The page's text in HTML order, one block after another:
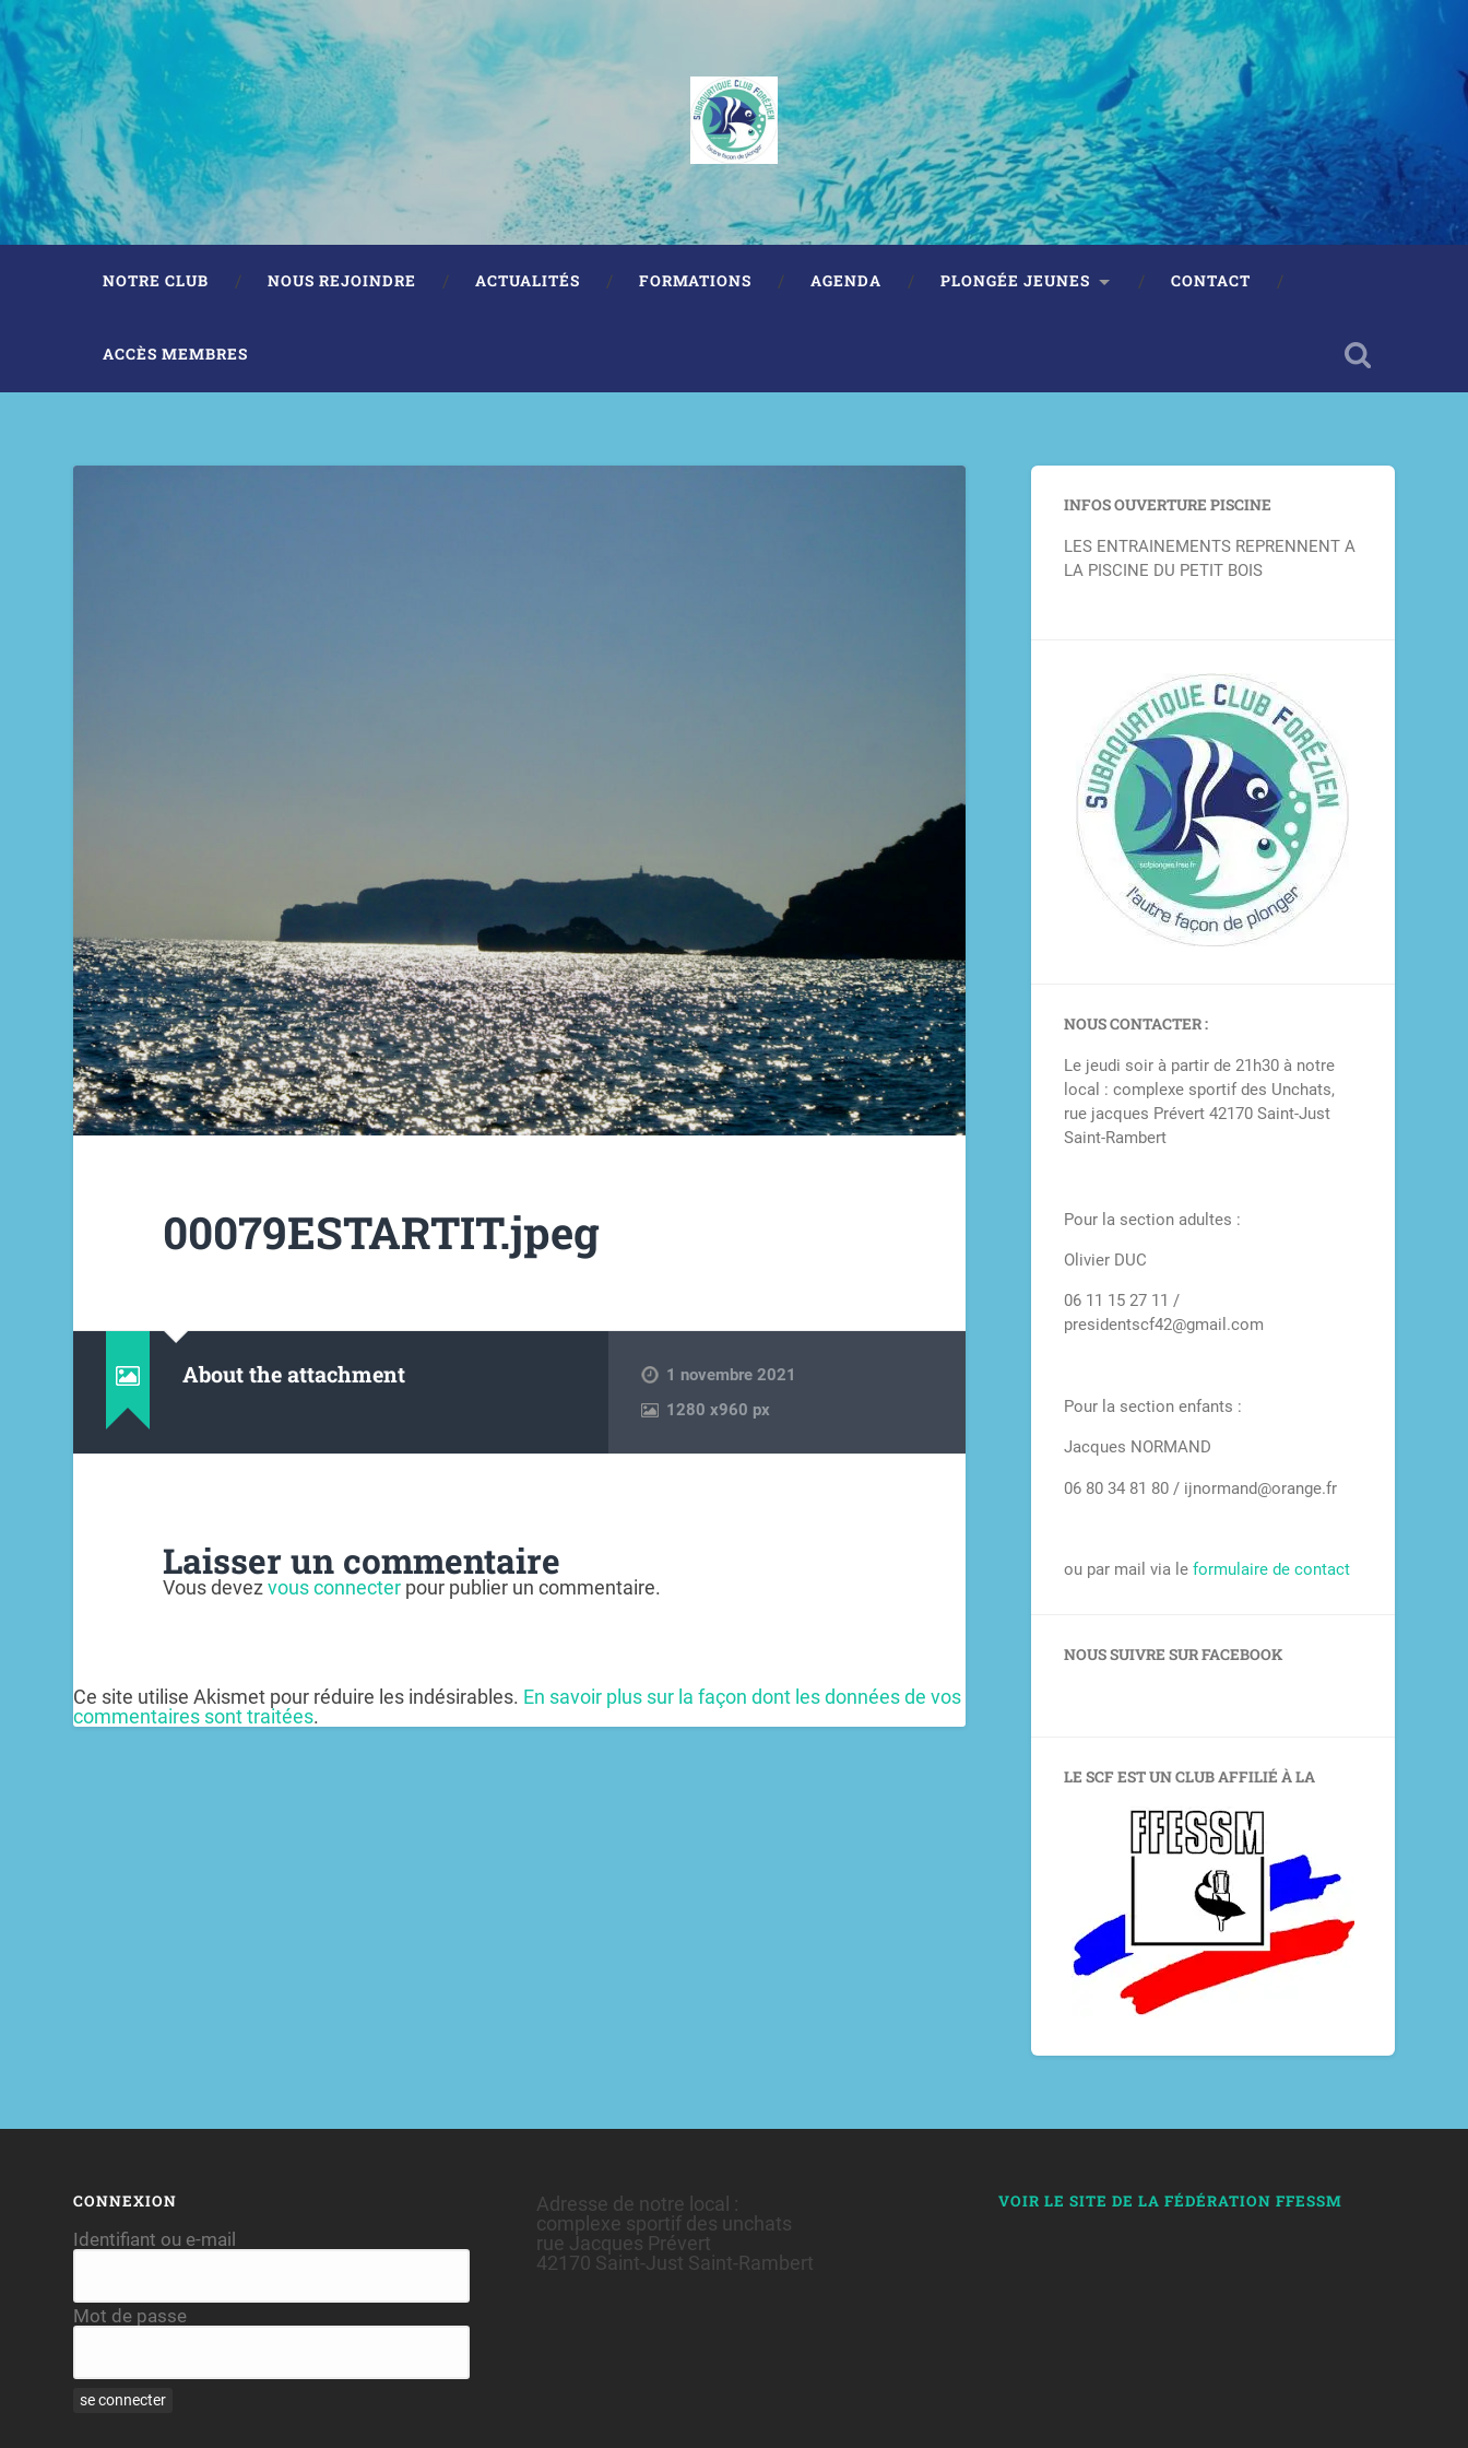
NOTRE CLUB NOUS REJOINDRE ACTUALITÉS FORMATIONS AGENDA PLONGÉE JEUNES CONTACT
ACCÈS MEMBRES
00079ESTARTIT.jpeg
About the attachment
1 novembre 2021
1280x960 px
Laisser un commentaire
Vous devez vous connecterpour publier un commentaire.
Ce site utilise Akismet pour réduire les indésirables. En savoir plus sur la façon dont les données de vos
commentaires sont traitées.
INFOS OUVERTURE PISCINE
LES ENTRAINEMENTS REPRENNENT A
LA PISCINE DU PETIT BOIS
NOUS CONTACTER :
Le jeudi soir à partir de 21h30 à notre
local : complexe sportif des Unchats,
rue jacques Prévert 42170 Saint-Just
Saint-Rambert
Pour la section adultes :
Olivier DUC
06 11 15 27 11 /
presidentscf42@gmail.com
Pour la section enfants :
Jacques NORMAND
06 80 34 81 80 / ijnormand@orange.fr
ou par mail via leformulaire de contact
NOUS SUIVRE SUR FACEBOOK
LE SCF EST UN CLUB AFFILIÉ À LA
CONNEXION
Identifiant ou e-mail
Mot de passe
Adresse de notre local :
complexe sportif des unchats
rue Jacques Prévert
42170 Saint-Just Saint-Rambert
VOIR LE SITE DE LA FÉDÉRATION FFESSM